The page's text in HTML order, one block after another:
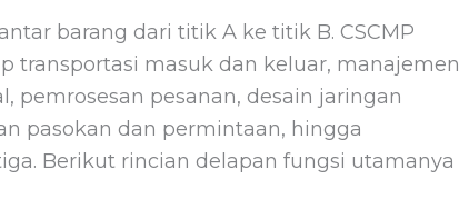
barang dari titik A ke titik B. CSCMP
transportasi masuk dan keluar, manajemen
pemrosesan pesanan, desain jaringan
pasokan dan permintaan, hingga
Berikut rincian delapan fungsi utamanya